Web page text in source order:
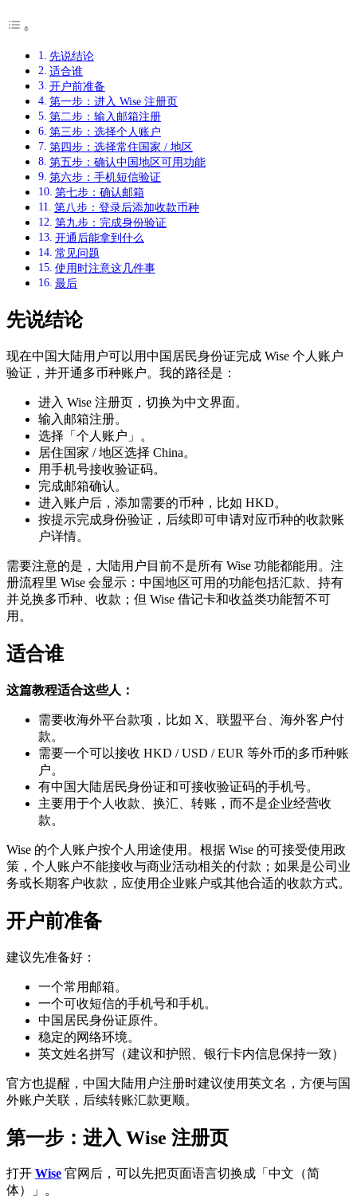
先说结论
适合谁
开户前准备
第一步：进入 Wise 注册页
第二步：输入邮箱注册
第三步：选择个人账户
第四步：选择常住国家 / 地区
第五步：确认中国地区可用功能
第六步：手机短信验证
第七步：确认邮箱
第八步：登录后添加收款币种
第九步：完成身份验证
开通后能拿到什么
常见问题
使用时注意这几件事
最后
先说结论
现在中国大陆用户可以用中国居民身份证完成 Wise 个人账户
验证，并开通多币种账户。我的路径是：
进入 Wise 注册页，切换为中文界面。
输入邮箱注册。
选择「个人账户」。
居住国家 / 地区选择 China。
用手机号接收验证码。
完成邮箱确认。
进入账户后，添加需要的币种，比如 HKD。
按提示完成身份验证，后续即可申请对应币种的收款账
户详情。
需要注意的是，大陆用户目前不是所有 Wise 功能都能用。注
册流程里 Wise 会显示：中国地区可用的功能包括汇款、持有
并兑换多币种、收款；但 Wise 借记卡和收益类功能暂不可
用。
适合谁
这篇教程适合这些人：
需要收海外平台款项，比如 X、联盟平台、海外客户付
款。
需要一个可以接收 HKD / USD / EUR 等外币的多币种账
户。
有中国大陆居民身份证和可接收验证码的手机号。
主要用于个人收款、换汇、转账，而不是企业经营收
款。
Wise 的个人账户按个人用途使用。根据 Wise 的可接受使用政
策，个人账户不能接收与商业活动相关的付款；如果是公司业
务或长期客户收款，应使用企业账户或其他合适的收款方式。
开户前准备
建议先准备好：
一个常用邮箱。
一个可收短信的手机号和手机。
中国居民身份证原件。
稳定的网络环境。
英文姓名拼写（建议和护照、银行卡内信息保持一致）
官方也提醒，中国大陆用户注册时建议使用英文名，方便与国
外账户关联，后续转账汇款更顺。
第一步：进入 Wise 注册页
打开 Wise 官网后，可以先把页面语言切换成「中文（简
体）」。